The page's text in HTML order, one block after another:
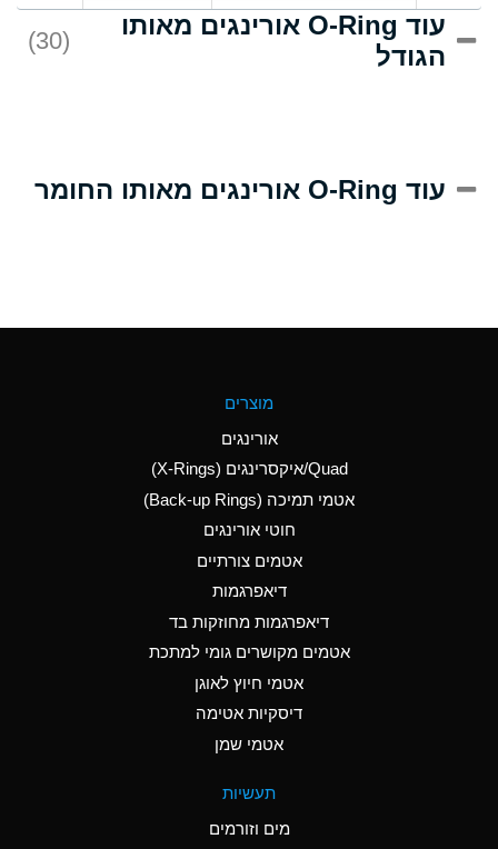
Acrlylonitrile
D
Adipic Acid
(Aqueous)
Aluminum Nitrate
(Aqueous)
Aluminum Phosphate
Ammonia Anhydrous
A
Ammonia Gas (cold)
A
Ammonia Gas (hot)
עוד O-Ring אורינגים מאותו
הגודל
(30)
עוד O-Ring אורינגים מאותו החומר
מוצרים
אורינגים
Quad/איקסרינגים (X-Rings)
אטמי תמיכה (Back-up Rings)
חוטי אורינגים
אטמים צורתיים
דיאפרגמות
דיאפרגמות מחוזקות בד
אטמים מקושרים גומי למתכת
אטמי חיוץ לאוגן
דיסקיות אטימה
אטמי שמן
תעשיות
מים וזורמים